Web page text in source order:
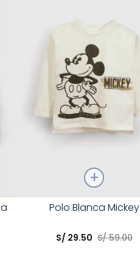
Polo Blanca Mickey
S/ 29.50 S/ 59.00